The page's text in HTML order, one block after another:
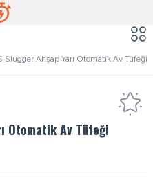
Slugger Ahşap Yarı Otomatik Av Tüfeği
Otomatik Av Tüfeği